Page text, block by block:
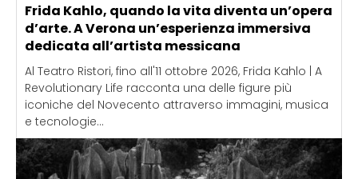
Frida Kahlo, quando la vita diventa un’opera
d’arte. A Verona un’esperienza immersiva
dedicata all’artista messicana
Al Teatro Ristori, fino all'11 ottobre 2026, Frida Kahlo | A
Revolutionary Life racconta una delle figure più
iconiche del Novecento attraverso immagini, musica
e tecnologie...